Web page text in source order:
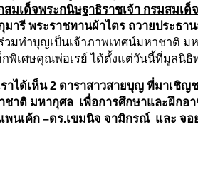
มเด็จพระกนิษฐาธิราชเจ้า กรมสมเด็
มารี พระราชทานผ้าไตร ถวายประธา
มทำบุญเป็นเจ้าภาพเทศน์มหาชาติ ม
พิเศษคุณพ่อเรย์ ได้ตั้งแต่วันนี้ที่มูลนิธิ
ได้เห็น2 ดาราสาวสายบุญ ที่มาเชิญ
ชาติ มหากุศล เพื่อการศึกษาและฝึกอ
พนเค้ก –ดร.เขมนิจ จามิกรณ์ และ จ